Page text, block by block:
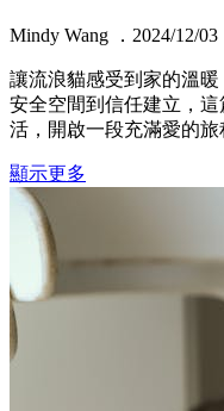
Mindy Wang ．2024/12/03
讓流浪貓感受到家的溫
安全空間到信任建立，
活，開啟一段充滿愛的旅
顯示更多